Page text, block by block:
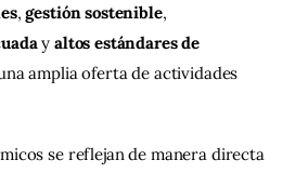
, gestión sostenible,
y altos estándares de
amplia oferta de actividades
se reflejan de manera directa